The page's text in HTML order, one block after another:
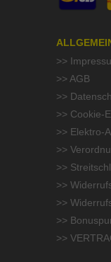
>>
>> AGB
>>
>> Cookie-
>> Elektro-
>>
>>
>>
>>
>>
>>